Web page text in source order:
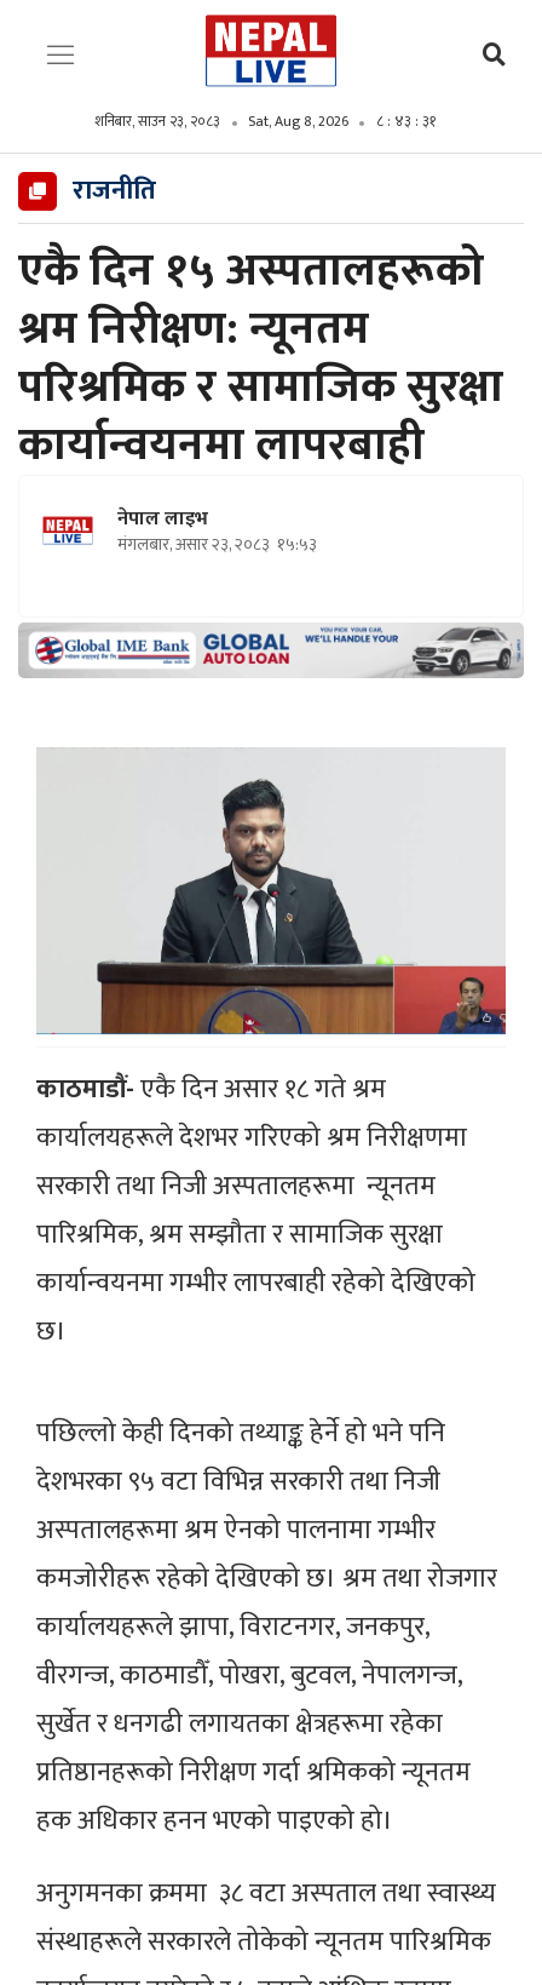
शनिबार, साउन २३, २०८३ Sat, Aug 8, 2026 ८ : ४३ : ३३
राजनीति
एकै दिन १५ अस्पतालहरूको
श्रम निरीक्षण: न्यूनतम
परिश्रमिक र सामाजिक सुरक्षा
कार्यान्वयनमा लापरबाही
नेपाल लाइभ
मंगलबार, असार २३, २०८३ १५:५३
काठमाडौं-एकै दिन असार १८ गते श्रम
कार्यालयहरूले देशभर गरिएको श्रम निरीक्षणमा
सरकारी तथा निजी अस्पतालहरूमा न्यूनतम
पारिश्रमिक, श्रम सम्झौता र सामाजिक सुरक्षा
कार्यान्वयनमा गम्भीर लापरबाही रहेको देखिएको
छ।
पछिल्लो केही दिनको तथ्याङ्क हेर्ने हो भने पनि
देशभरका ९५ वटा विभिन्न सरकारी तथा निजी
अस्पतालहरूमा श्रम ऐनको पालनामा गम्भीर
कमजोरीहरू रहेको देखिएको छ। श्रम तथा रोजगार
कार्यालयहरूले झापा, विराटनगर, जनकपुर,
वीरगन्ज, काठमाडौँ, पोखरा, बुटवल, नेपालगन्ज,
सुर्खेत र धनगढी लगायतका क्षेत्रहरूमा रहेका
प्रतिष्ठानहरूको निरीक्षण गर्दा श्रमिकको न्यूनतम
हक अधिकार हनन भएको पाइएको हो।
अनुगमनका क्रममा ३८ वटा अस्पताल तथा स्वास्थ्य
संस्थाहरूले सरकारले तोकेको न्यूनतम पारिश्रमिक